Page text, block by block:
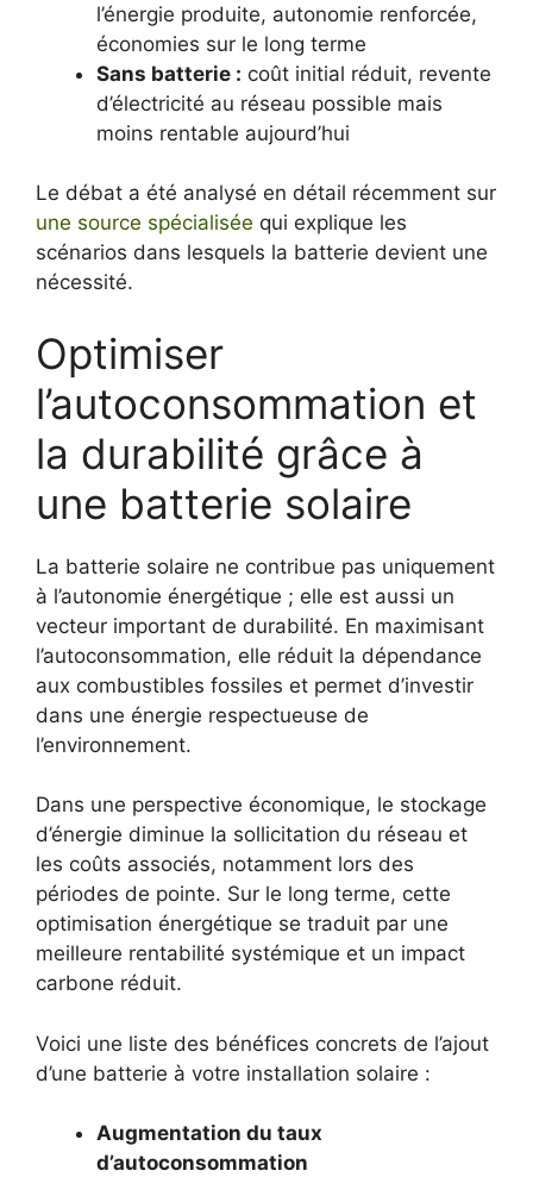
l’énergie produite, autonomie renforcée,
économies sur le long terme
Sans batterie : coût initial réduit, revente
d’électricité au réseau possible mais
moins rentable aujourd’hui
Le débat a été analysé en détail récemment sur
une source spécialisée qui explique les
scénarios dans lesquels la batterie devient une
nécessité.
Optimiser
l’autoconsommation et
la durabilité grâce à
une batterie solaire
La batterie solaire ne contribue pas uniquement
à l’autonomie énergétique ; elle est aussi un
vecteur important de durabilité. En maximisant
l’autoconsommation, elle réduit la dépendance
aux combustibles fossiles et permet d’investir
dans une énergie respectueuse de
l’environnement.
Dans une perspective économique, le stockage
d’énergie diminue la sollicitation du réseau et
les coûts associés, notamment lors des
périodes de pointe. Sur le long terme, cette
optimisation énergétique se traduit par une
meilleure rentabilité systémique et un impact
carbone réduit.
Voici une liste des bénéfices concrets de l’ajout
d’une batterie à votre installation solaire :
Augmentation du taux
d’autoconsommation